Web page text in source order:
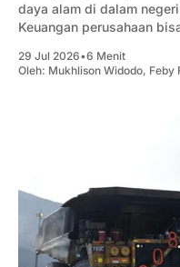
daya alam di dalam
Keuangan perusahaan
29 Jul 2026•6 Menit
Oleh: Mukhlison Widodo, Feby